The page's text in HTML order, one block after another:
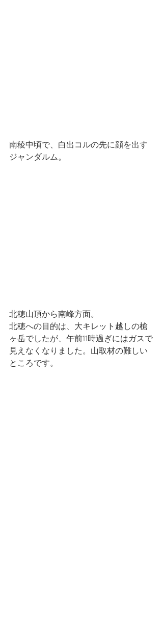
南稜中頃で、白出コルの先に顔を出す
ジャンダルム。
北穂山頂から南峰方面。
北穂への目的は、大キレット越しの槍
ヶ岳でしたが、午前11時過ぎにはガスで
見えなくなりました。山取材の難しい
ところです。